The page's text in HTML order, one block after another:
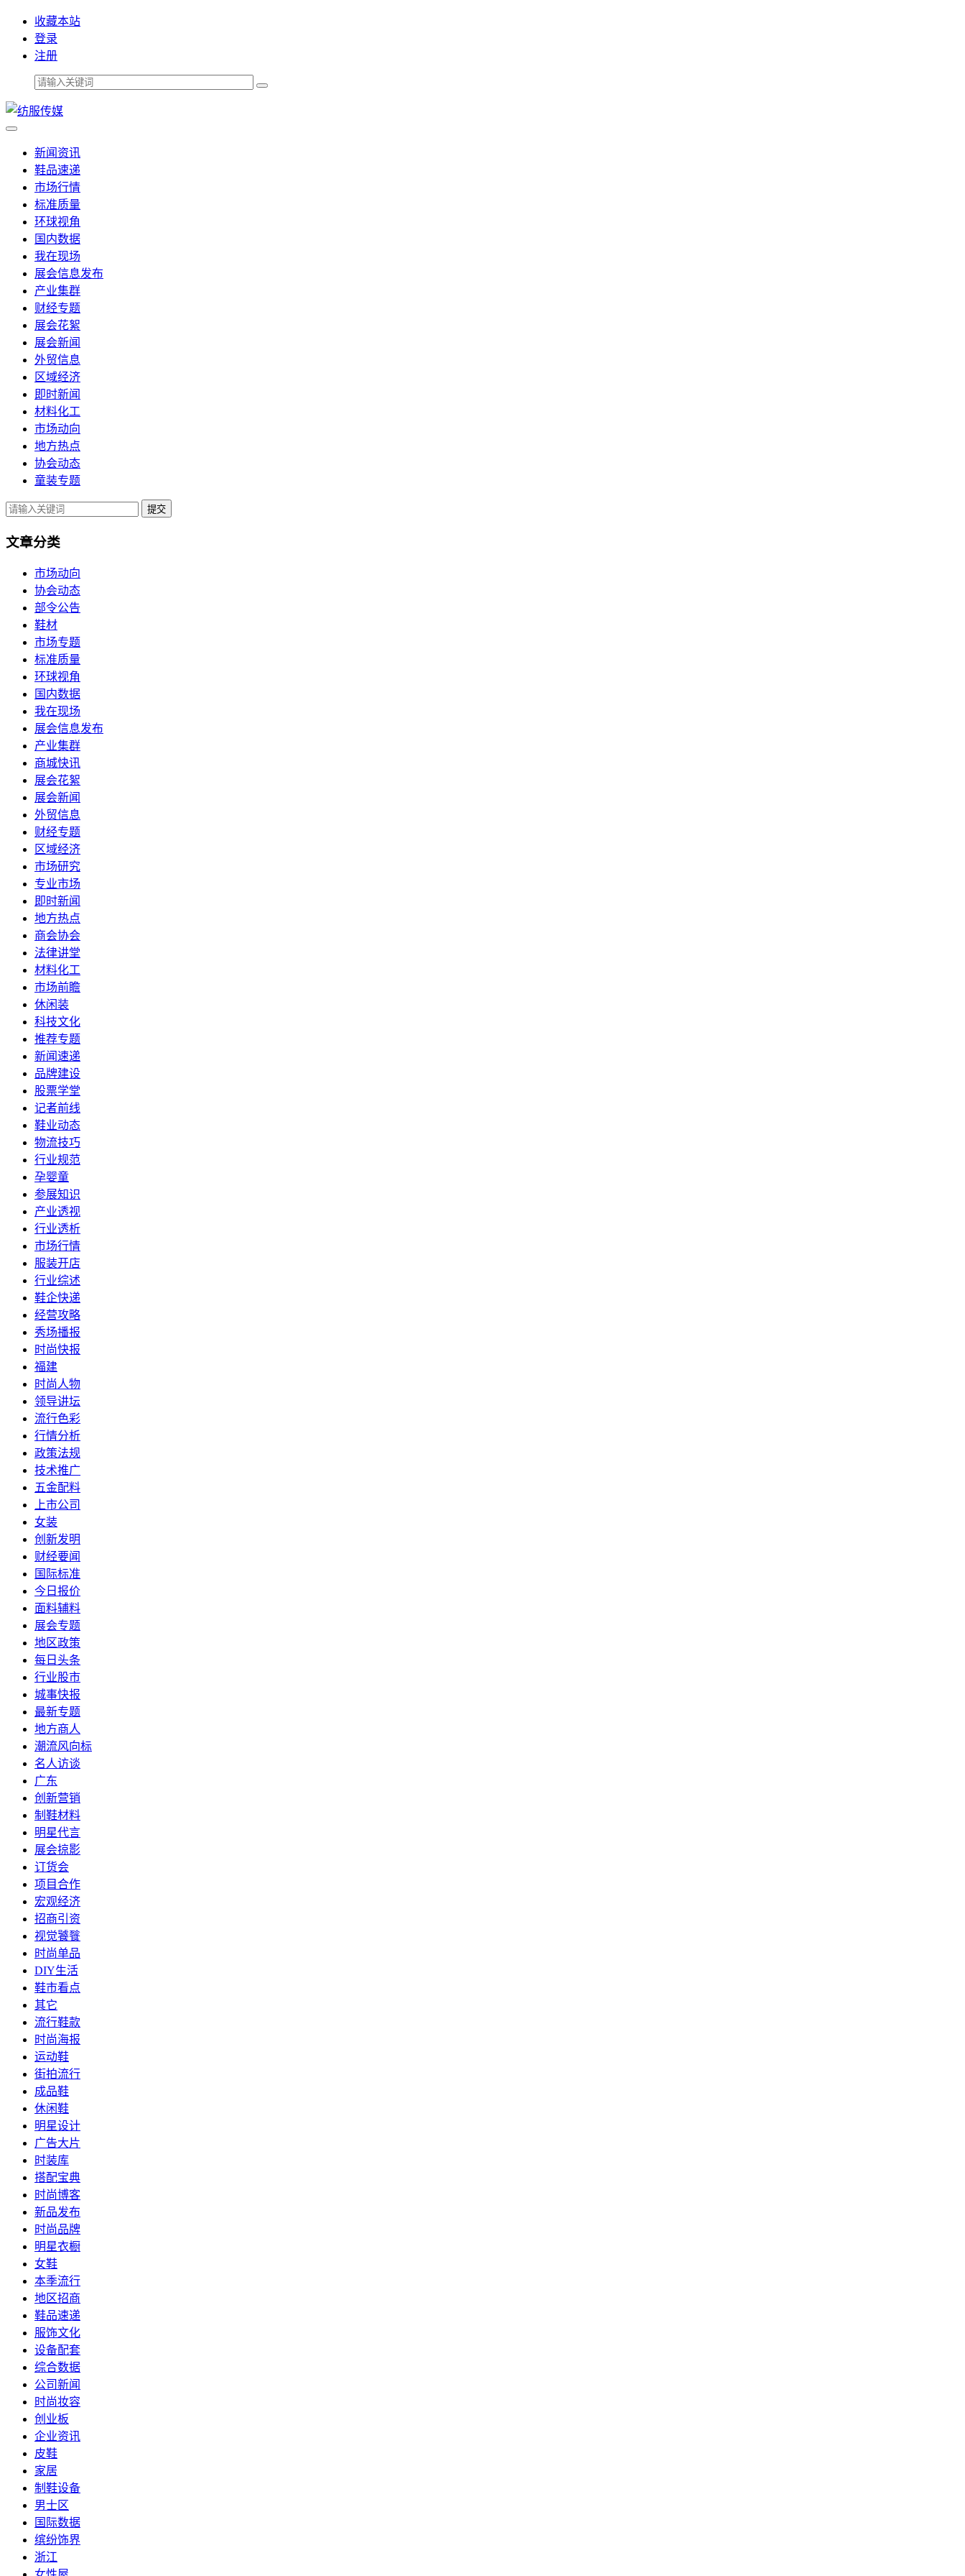
收藏本站
登录
注册
新闻资讯
鞋品速递
市场行情
标准质量
环球视角
国内数据
我在现场
展会信息发布
产业集群
财经专题
展会花絮
展会新闻
外贸信息
区域经济
即时新闻
材料化工
市场动向
地方热点
协会动态
童装专题
提交
文章分类
市场动向
协会动态
部令公告
鞋材
市场专题
标准质量
环球视角
国内数据
我在现场
展会信息发布
产业集群
商城快讯
展会花絮
展会新闻
外贸信息
财经专题
区域经济
市场研究
专业市场
即时新闻
地方热点
商会协会
法律讲堂
材料化工
市场前瞻
休闲装
科技文化
推荐专题
新闻速递
品牌建设
股票学堂
记者前线
鞋业动态
物流技巧
行业规范
孕婴童
参展知识
产业透视
行业透析
市场行情
服装开店
行业综述
鞋企快递
经营攻略
秀场播报
时尚快报
福建
时尚人物
领导讲坛
流行色彩
行情分析
政策法规
技术推广
五金配料
上市公司
女装
创新发明
财经要闻
国际标准
今日报价
面料辅料
展会专题
地区政策
每日头条
行业股市
城事快报
最新专题
地方商人
潮流风向标
名人访谈
广东
创新营销
制鞋材料
明星代言
展会掠影
订货会
项目合作
宏观经济
招商引资
视觉饕餮
时尚单品
DIY生活
鞋市看点
其它
流行鞋款
时尚海报
运动鞋
街拍流行
成品鞋
休闲鞋
明星设计
广告大片
时装库
搭配宝典
时尚博客
新品发布
时尚品牌
明星衣橱
女鞋
本季流行
地区招商
鞋品速递
服饰文化
设备配套
综合数据
公司新闻
时尚妆容
创业板
企业资讯
皮鞋
家居
制鞋设备
男士区
国际数据
缤纷饰界
浙江